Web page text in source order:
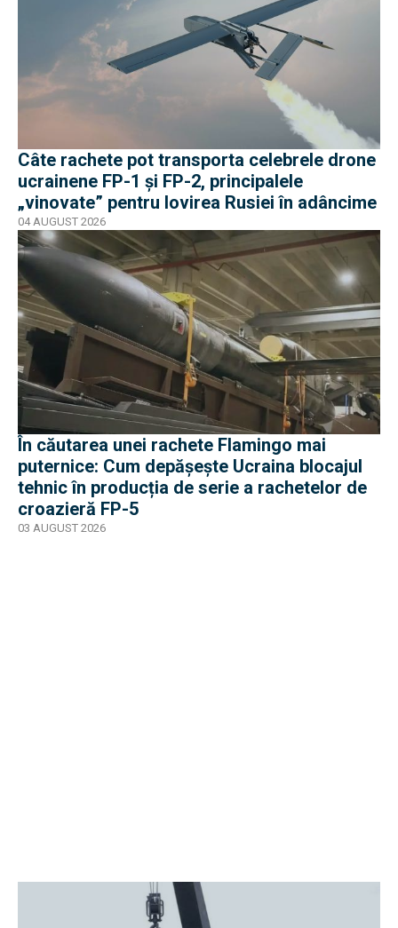
Câte rachete pot transporta celebrele drone
ucrainene FP-1 și FP-2, principalele
„vinovate” pentru lovirea Rusiei în adâncime
04 AUGUST 2026
În căutarea unei rachete Flamingo mai
puternice: Cum depășește Ucraina blocajul
tehnic în producția de serie a rachetelor de
croazieră FP-5
03 AUGUST 2026